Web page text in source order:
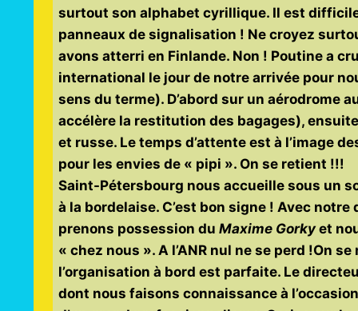
surtout son alphabet cyrillique. Il est
panneaux de signalisation ! Ne croyez
avons atterri en Finlande. Non ! Poutine a
international le jour de notre arrivée pour
sens du terme). D’abord sur un aérodrome
accélère la restitution des bagages),
et russe. Le temps d’attente est à l’image
pour les envies de « pipi ». On se retient !!!
Saint-Pétersbourg nous accueille sous un
à la bordelaise. C’est bon signe ! Avec
prenons possession du Maxime Gorkyet
« chez nous ». A l’ANR nul ne se perd !On se
l’organisation à bord est parfaite. Le
dont nous faisons connaissance à